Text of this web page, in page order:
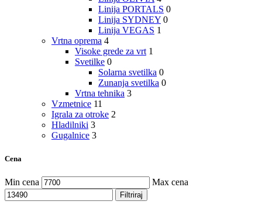
Linija PORTALS 0
Linija SYDNEY 0
Linija VEGAS 1
Vrtna oprema 4
Visoke grede za vrt 1
Svetilke 0
Solarna svetilka 0
Zunanja svetilka 0
Vrtna tehnika 3
Vzmetnice 11
Igrala za otroke 2
Hladilniki 3
Gugalnice 3
Cena
Min cena Max cena
Filtriraj